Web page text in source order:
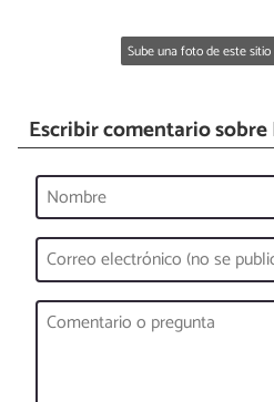
Sube una foto de este sitio
Escribir comentario sobre